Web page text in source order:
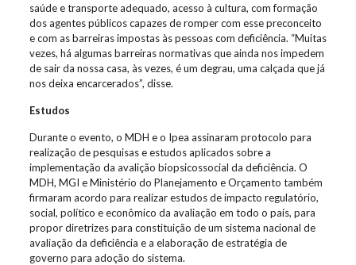
saúde e transporte adequado, acesso à cultura, com formação
dos agentes públicos capazes de romper com esse preconceito
e com as barreiras impostas às pessoas com deficiência. “Muitas
vezes, há algumas barreiras normativas que ainda nos impedem
de sair da nossa casa, às vezes, é um degrau, uma calçada que já
nos deixa encarcerados”, disse.
Estudos
Durante o evento, o MDH e o Ipea assinaram protocolo para
realização de pesquisas e estudos aplicados sobre a
implementação da avalição biopsicossocial da deficiência. O
MDH, MGI e Ministério do Planejamento e Orçamento também
firmaram acordo para realizar estudos de impacto regulatório,
social, político e econômico da avaliação em todo o país, para
propor diretrizes para constituição de um sistema nacional de
avaliação da deficiência e a elaboração de estratégia de
governo para adoção do sistema.